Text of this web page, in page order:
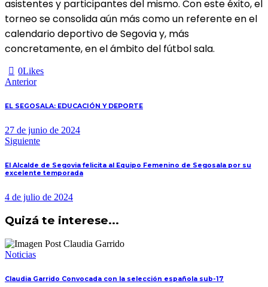
asistentes y participantes del mismo. Con este éxito, el
torneo se consolida aún más como un referente en el
calendario deportivo de Segovia y, más
concretamente, en el ámbito del fútbol sala.
0Likes
Navegación
de
Anterior
EL SEGOSALA: EDUCACIÓN Y DEPORTE
27 de junio de 2024
Siguiente
El Alcalde de Segovia felicita al Equipo Femenino de Segosala por su
excelente temporada
4 de julio de 2024
Quizá te interese...
Noticias
Claudia Garrido Convocada con la selección española sub-17